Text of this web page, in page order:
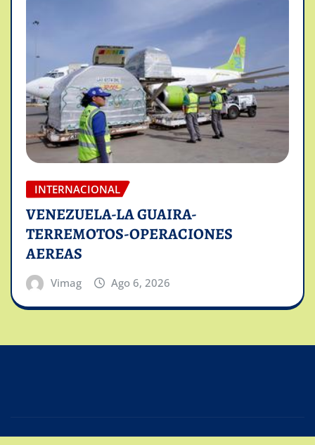
INTERNACIONAL
VENEZUELA-LA GUAIRA-
TERREMOTOS-OPERACIONES
AEREAS
Vimag Ago 6, 2026